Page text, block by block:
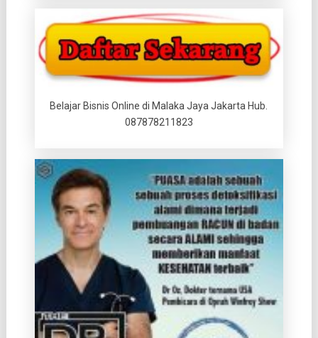
Belajar Bisnis Online di Malaka Jaya Jakarta Hub.
087878211823